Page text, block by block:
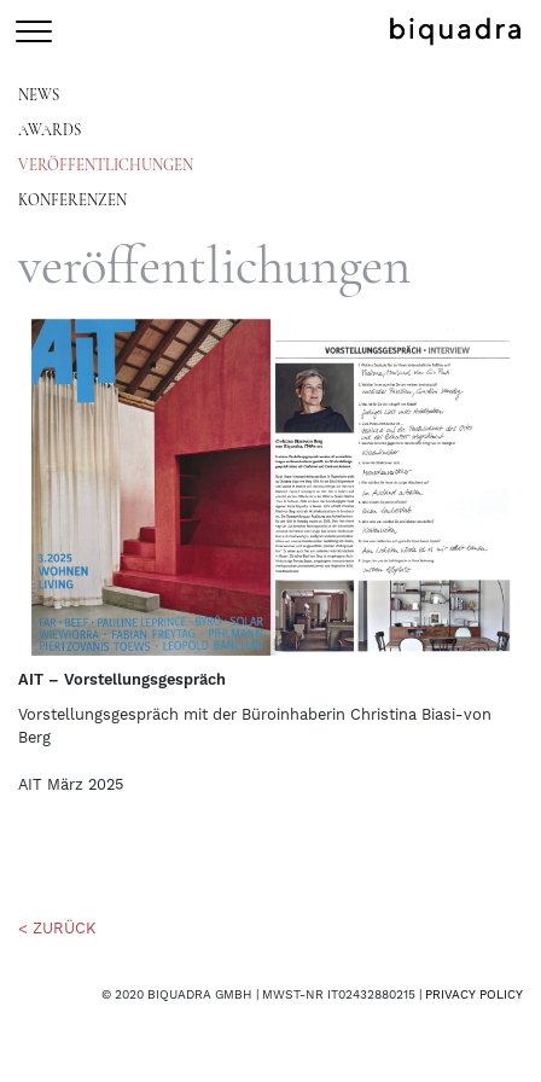
NEWS
AWARDS
VERÖFFENTLICHUNGEN
KONFERENZEN
veröffentlichungen
AIT – Vorstellungsgespräch
Vorstellungsgespräch mit der Büroinhaberin Christina Biasi-von
Berg
AIT März 2025
< ZURÜCK
© 2020 BIQUADRA GMBH | MWST-NR IT02432880215 | PRIVACY POLICY